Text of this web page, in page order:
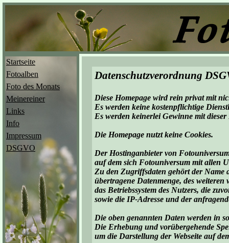
Startseite
Fotoalben
Foto des Monats
Meinereiner
Links
Info
Impressum
DSGVO
Datenschutzverordnung
Diese Homepage wird rein privat mit
Es werden keine kostenpflichtige
Es werden keinerlei Gewinne mit dieser
Die Homepage nutzt keine Cookies.
Der Hostinganbieter von
auf dem sich Fotouniversum mit allen
Zu den Zugriffsdaten gehört der Name
übertragene Datenmenge, des
das Betriebssystem des Nutzers, die
sowie die IP-Adresse und der
Die oben genannten Daten werden in
Die Erhebung und vorübergehende
um die Darstellung der Webseite auf